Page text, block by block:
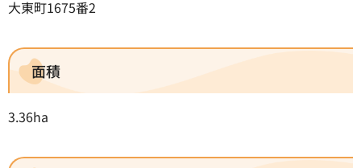
大東町1675番2
面積
3.36ha